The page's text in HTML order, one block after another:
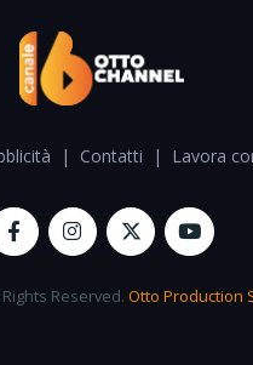
| Contatti | Lavora
Reserved. Otto Production